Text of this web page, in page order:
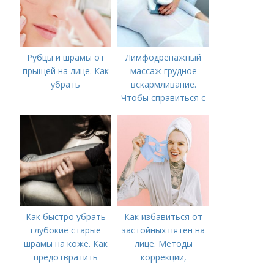
Рубцы и шрамы от
прыщей на лице. Как
убрать
Лимфодренажный
массаж грудное
вскармливание.
Чтобы справиться с
нагрубанием,
необходимо
предпринять
следующие действия:
Как быстро убрать
глубокие старые
шрамы на коже. Как
предотвратить
Как избавиться от
застойных пятен на
лице. Методы
коррекции,